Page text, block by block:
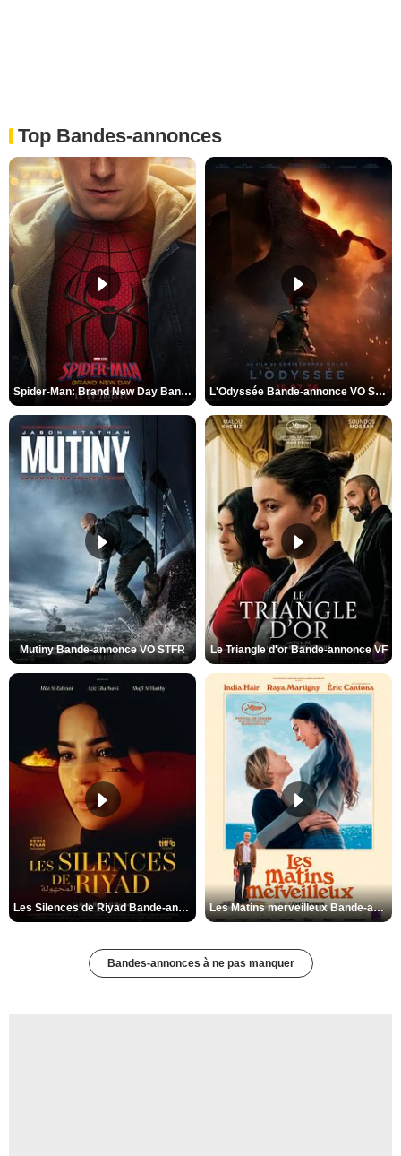
Top Bandes-annonces
Spider-Man: Brand New Day Bande-annonce VO STFR L'Odyssée Bande-annonce VO STFR
Mutiny Bande-annonce VO STFR Le Triangle d'or Bande-annonce VF
Les Silences de Riyad Bande-annonce VO STFR Les Matins merveilleux Bande-annonce VF
Bandes-annonces à ne pas manquer